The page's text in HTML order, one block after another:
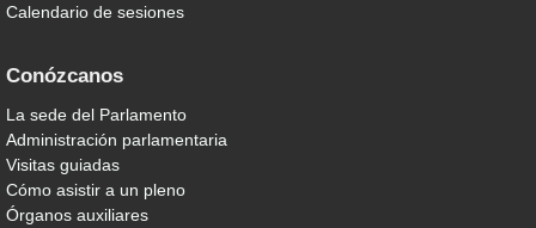
Calendario de sesiones
Conózcanos
La sede del Parlamento
Administración parlamentaria
Visitas guiadas
Cómo asistir a un pleno
Órganos auxiliares